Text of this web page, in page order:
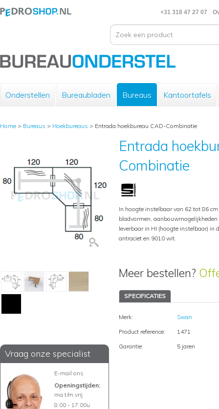
+31 318 47 27 07
Onderstellen Bureaubladen Bureaus Kantoortafels
Home > Bureaus > Hoekbureaus > Entrada hoekbureau CAD-Combinatie
Vraag onze specialist
E-mail ons
Openingstijden:
ma t/m vrij
8.00 - 17.00u
Entrada
Combinatie
In hoogte instelbaar van 62 tot 86
bladvormen,
leverbaar in HI (hoogte instelbaar)
antraciet en 9010 wit.
Meer bestellen?
SPECIFICATIES
Merk:
Swan
Product reference:
1471
Garantie:
5 jaren